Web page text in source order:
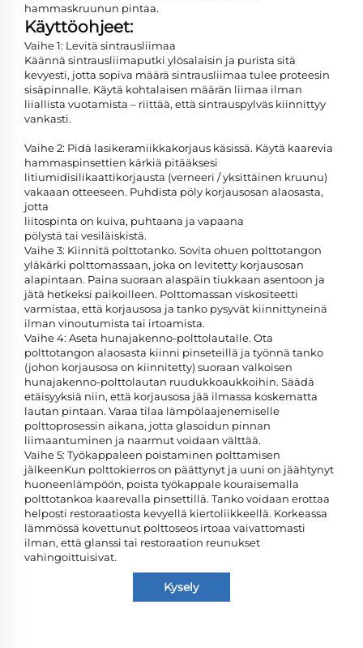
hammaskruunun pintaa.
Käyttöohjeet:
Vaihe 1: Levitä sintrausliimaa
Käännä sintrausliimaputki ylösalaisin ja purista sitä
kevyesti, jotta sopiva määrä sintrausliimaa tulee proteesin
sisäpinnalle. Käytä kohtalaisen määrän liimaa ilman
liiallista vuotamista – riittää, että sintrauspylväs kiinnittyy
vankasti.
Vaihe 2: Pidä lasikeramiikkakorjaus käsissä. Käytä kaarevia
hammaspinsettien kärkiä pitääksesi
litiumidisilikaattikorjausta (verneeri / yksittäinen kruunu)
vakaaan otteeseen. Puhdista pöly korjausosan alaosasta,
jotta
liitospinta on kuiva, puhtaana ja vapaana
pölystä tai vesiläiskistä.
Vaihe 3: Kiinnitä polttotanko. Sovita ohuen polttotangon
yläkärki polttomassaan, joka on levitetty korjausosan
alapintaan. Paina suoraan alaspäin tiukkaan asentoon ja
jätä hetkeksi paikoilleen. Polttomassan viskositeetti
varmistaa, että korjausosa ja tanko pysyvät kiinnittyneinä
ilman vinoutumista tai irtoamista.
Vaihe 4: Aseta hunajakenno-polttolautalle. Ota
polttotangon alaosasta kiinni pinseteillä ja työnnä tanko
(johon korjausosa on kiinnitetty) suoraan valkoisen
hunajakenno-polttolautan ruudukkoaukkoihin. Säädä
etäisyyksiä niin, että korjausosa jää ilmassa koskematta
lautan pintaan. Varaa tilaa lämpölaajenemiselle
polttoprosessin aikana, jotta glasoidun pinnan
liimaantuminen ja naarmut voidaan välttää.
Vaihe 5: Työkappaleen poistaminen polttamisen
jälkeenKun polttokierros on päättynyt ja uuni on jäähtynyt
huoneenlämpöön, poista työkappale kouraisemalla
polttotankoa kaarevalla pinsettillä. Tanko voidaan erottaa
helposti restoraatiosta kevyellä kiertoliikkeellä. Korkeassa
lämmössä kovettunut polttoseos irtoaa vaivattomasti
ilman, että glanssi tai restoraation reunukset
vahingoittuisivat.
Kysely